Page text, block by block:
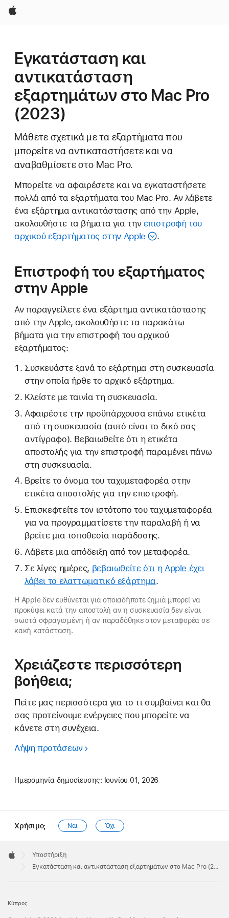
Apple
Εγκατάσταση και
αντικατάσταση
εξαρτημάτων στο Mac Pro
(2023)
Μάθετε σχετικά με τα εξαρτήματα που
μπορείτε να αντικαταστήσετε και να
αναβαθμίσετε στο Mac Pro.
Μπορείτε να αφαιρέσετε και να εγκαταστήσετε
πολλά από τα εξαρτήματα του Mac Pro. Αν λάβετε
ένα εξάρτημα αντικατάστασης από την Apple,
ακολουθήστε τα βήματα για την επιστροφή του
αρχικού εξαρτήματος στην Apple
.
Επιστροφή του εξαρτήματος
στην Apple
Αν παραγγείλετε ένα εξάρτημα αντικατάστασης
από την Apple, ακολουθήστε τα παρακάτω
βήματα για την επιστροφή του αρχικού
εξαρτήματος:
Συσκευάστε ξανά το εξάρτημα στη συσκευασία
στην οποία ήρθε το αρχικό εξάρτημα.
Κλείστε με ταινία τη συσκευασία.
Αφαιρέστε την προϋπάρχουσα επάνω ετικέτα
από τη συσκευασία (αυτό είναι το δικό σας
αντίγραφο). Βεβαιωθείτε ότι η ετικέτα
αποστολής για την επιστροφή παραμένει πάνω
στη συσκευασία.
Βρείτε το όνομα του ταχυμεταφορέα στην
ετικέτα αποστολής για την επιστροφή.
Επισκεφτείτε τον ιστότοπο του ταχυμεταφορέα
για να προγραμματίσετε την παραλαβή ή να
βρείτε μια τοποθεσία παράδοσης.
Λάβετε μια απόδειξη από τον μεταφορέα.
Σε λίγες ημέρες, βεβαιωθείτε ότι η Apple έχει
λάβει το ελαττωματικό εξάρτημα.
Η Apple δεν ευθύνεται για οποιαδήποτε ζημιά μπορεί να
προκύψει κατά την αποστολή αν η συσκευασία δεν είναι
σωστά σφραγισμένη ή αν παραδόθηκε στον μεταφορέα σε
κακή κατάσταση.
Χρειάζεστε περισσότερη
βοήθεια;
Πείτε μας περισσότερα για το τι συμβαίνει και θα
σας προτείνουμε ενέργειες που μπορείτε να
κάνετε στη συνέχεια.
Λήψη προτάσεων
Ημερομηνία δημοσίευσης: Ιουνίου 01, 2026
Χρήσιμο; Ναι Όχι
Footer

Apple
Υποστήριξη
Εγκατάσταση και αντικατάσταση εξαρτημάτων στο Mac Pro (2023)
Κύπρος